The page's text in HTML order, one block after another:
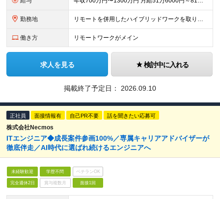
勤務地 リモートを併用したハイブリッドワークを取り入れています。 東京都文京区本郷 1-28-10 本郷TKビル (変更の範囲)上記を除く当社関連勤務地
働き方 リモートワークがメイン
求人を見る 検討中に入れる
掲載終了予定日： 2026.09.10
正社員 面接情報有 自己PR不要 話を聞きたい応募可
株式会社Necmos
ITエンジニア◆成長案件参画100%／専属キャリアアドバイザーが
徹底伴走／AI時代に選ばれ続けるエンジニアへ
未経験歓迎 学歴不問 ベテランOK
完全週休2日 賞与複数月 面接1回